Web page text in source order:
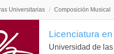
Universitarias / Composición Musical
Licenciatura
Universidad de